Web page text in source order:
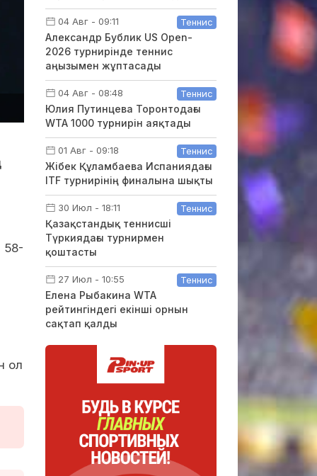
58-
ол
04 Авг - 09:11 Теннис
Александр Бублик US Open-
2026 турнирінде теннис
аңызымен жұптасады
04 Авг - 08:48 Теннис
Юлия Путинцева Торонтодағы
WTA 1000 турнирін аяқтады
01 Авг - 09:18 Теннис
Жібек Құламбаева Испаниядағы
ITF турнирінің финалына шықты
30 Июл - 18:11 Теннис
Қазақстандық теннисші
Түркиядағы турнирмен
қоштасты
27 Июл - 10:55 Теннис
Елена Рыбакина WTA
рейтингіндегі екінші орнын
сақтап қалды